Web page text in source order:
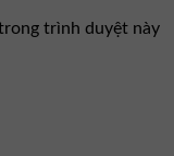
trình duyệt này